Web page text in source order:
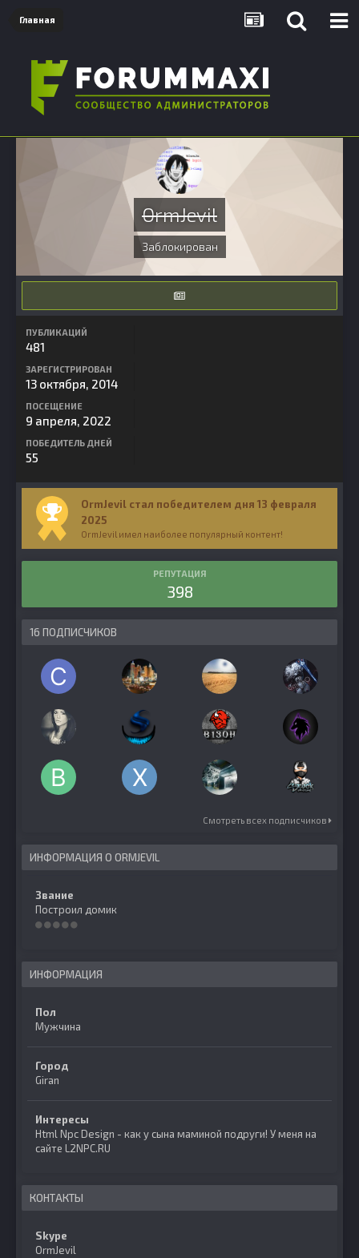
Главная
OrmJevil
Заблокирован
ПУБЛИКАЦИЙ
481
ЗАРЕГИСТРИРОВАН
13 октября, 2014
ПОСЕЩЕНИЕ
9 апреля, 2022
ПОБЕДИТЕЛЬ ДНЕЙ
55
OrmJevil стал победителем дня 13 февраля
2025
OrmJevil имел наиболее популярный контент!
РЕПУТАЦИЯ
398
16 ПОДПИСЧИКОВ
Смотреть всех подписчиков
ИНФОРМАЦИЯ О ORMJEVIL
Звание
Построил домик
ИНФОРМАЦИЯ
Пол
Мужчина
Город
Giran
Интересы
Html Npc Design - как у сына маминой подруги! У меня на
сайте L2NPC.RU
КОНТАКТЫ
Skype
OrmJevil